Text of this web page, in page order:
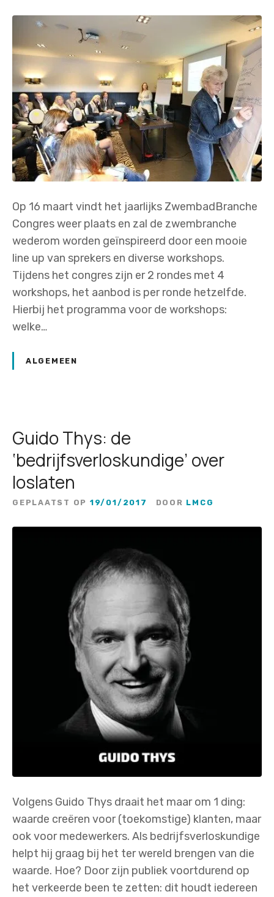
Op 16 maart vindt het jaarlijks ZwembadBranche
Congres weer plaats en zal de zwembranche
wederom worden geïnspireerd door een mooie
line up van sprekers en diverse workshops.
Tijdens het congres zijn er 2 rondes met 4
workshops, het aanbod is per ronde hetzelfde.
Hierbij het programma voor de workshops:
welke…
ALGEMEEN
Guido Thys: de
‘bedrijfsverloskundige’ over
loslaten
GEPLAATST OP 19/01/2017 DOOR LMCG
Volgens Guido Thys draait het maar om 1 ding:
waarde creëren voor (toekomstige) klanten, maar
ook voor medewerkers. Als bedrijfsverloskundige
helpt hij graag bij het ter wereld brengen van die
waarde. Hoe? Door zijn publiek voortdurend op
het verkeerde been te zetten: dit houdt iedereen